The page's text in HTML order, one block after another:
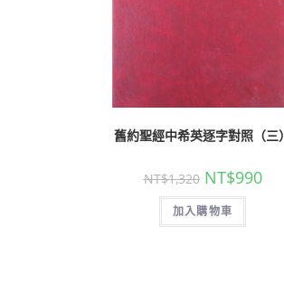
舊約聖經中希英逐字對照（三）
NT$1,320 NT$990
加入購物車